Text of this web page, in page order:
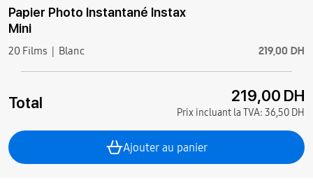
Papier Photo Instantané Instax
Mini
20 Films Blanc 219,00 DH
Total 219,00 DH
Prix incluant la TVA: 36,50 DH
Ajouter au panier